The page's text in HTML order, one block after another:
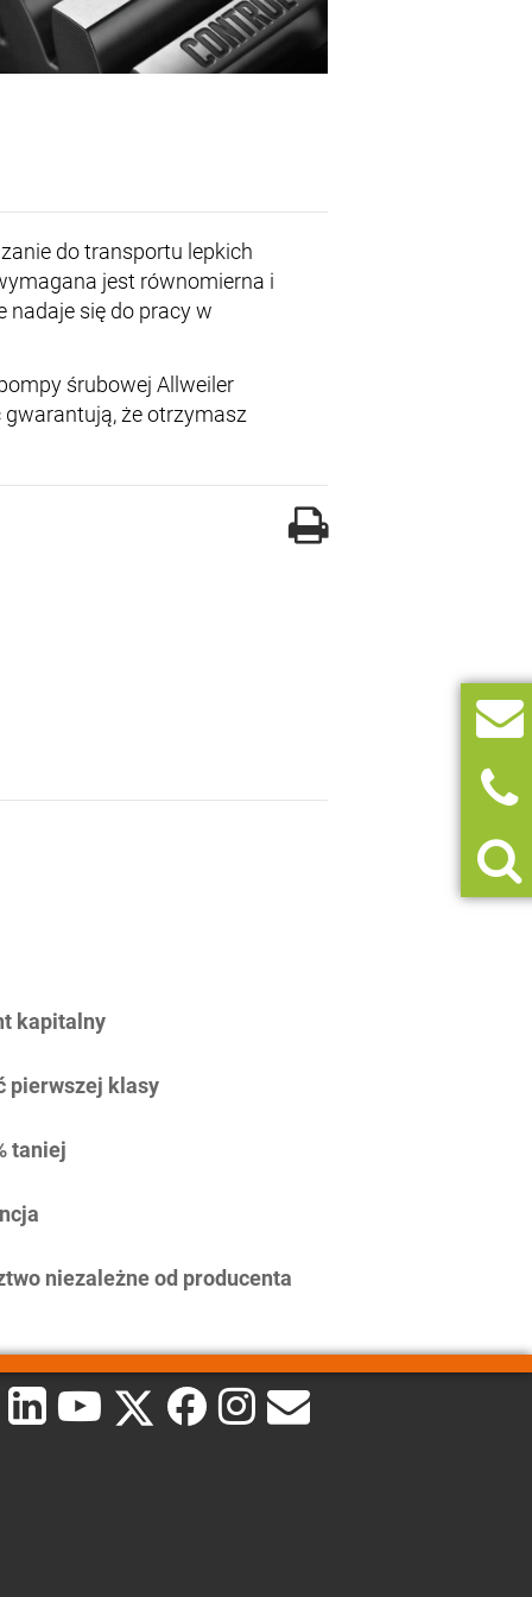
do transportu lepkich
jest równomierna i
nadaje się do pracy w
śrubowej Allweiler
że otrzymasz
kapitalny
pierwszej klasy
taniej
niezależne od producenta